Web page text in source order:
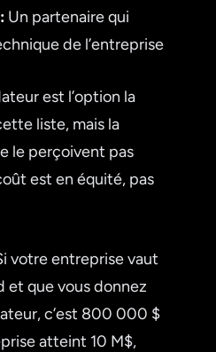
Un partenaire qui
de l’entreprise
est l’option la
liste, mais la
le perçoivent pas
est en équité, pas
votre entreprise vaut
et que vous donnez
c’est 800 000 $
atteint 10 M$,